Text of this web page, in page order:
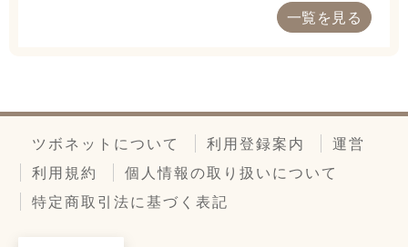
一覧を見る
ツボネットについて 利用登録案内
運営
利用規約
個人情報の取り扱いについて
特定商取引法に基づく表記